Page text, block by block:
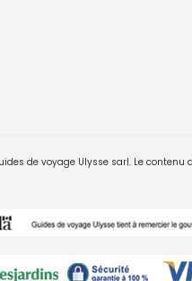
de voyage Ulysse sarl. Le